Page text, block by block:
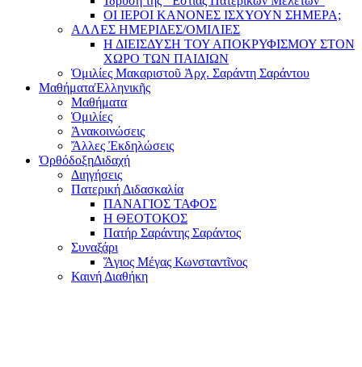
ΟΙ ΙΕΡΟΙ ΚΑΝΟΝΕΣ ΙΣΧΥΟΥΝ ΣΗΜΕΡΑ;
ΑΛΛΕΣ ΗΜΕΡΙΔΕΣ/ΟΜΙΛΙΕΣ
Η ΔΙΕΙΣΔΥΣΗ ΤΟΥ ΑΠΟΚΡΥΦΙΣΜΟΥ ΣΤΟΝ
ΧΩΡΟ ΤΩΝ ΠΑΙΔΙΩΝ
Ὁμιλίες Μακαριστοῦ Ἀρχ. Σαράντη Σαράντου
ΜαθήματαἙλληνικῆς
Μαθήματα
Ὁμιλίες
Ἀνακοινώσεις
Ἄλλες Ἐκδηλώσεις
ὈρθόδοξηΔιδαχή
Διηγήσεις
Πατερική Διδασκαλία
ΠΑΝΑΓΙΟΣ ΤΑΦΟΣ
Η ΘΕΟΤΟΚΟΣ
Πατήρ Σαράντης Σαράντος
Συναξάρι
Ἅγιος Μέγας Κωνσταντῖνος
Καινή Διαθήκη